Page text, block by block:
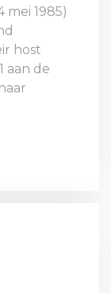
mei 1985)
host
aan de